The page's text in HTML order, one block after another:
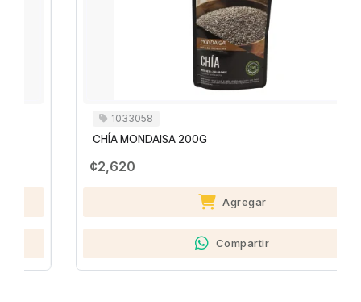
1033058
CHÍA MONDAISA 200G
¢2,620
Agregar
Compartir